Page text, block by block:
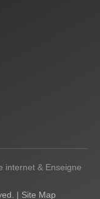
internet & Enseigne
| Site Map